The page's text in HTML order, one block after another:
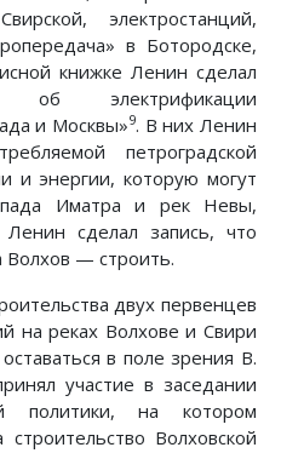
электростанций,
в Ботородске,
книжке Ленин сделал
об электрификации
и Москвы»9. В них Ленин
петроградской
и энергии, которую могут
Иматра и рек Невы,
сделал запись, что
Волхов — строить.
двух первенцев
на реках Волхове и Свири
в поле зрения В.
участие в заседании
политики, на котором
Волховской